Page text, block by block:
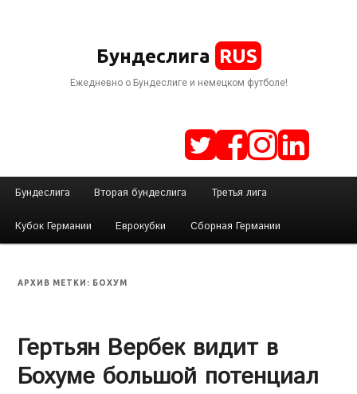
Бундеслига RUS
Ежедневно о Бундеслиге и немецком футболе!
Перейти
к
содержимому
Перейти
к
содержимому
Бундеслига Вторая бундеслига Третья лига
Кубок Германии Еврокубки Сборная Германии
АРХИВ МЕТКИ: БОХУМ
Гертьян Вербек видит в
Бохуме большой потенциал